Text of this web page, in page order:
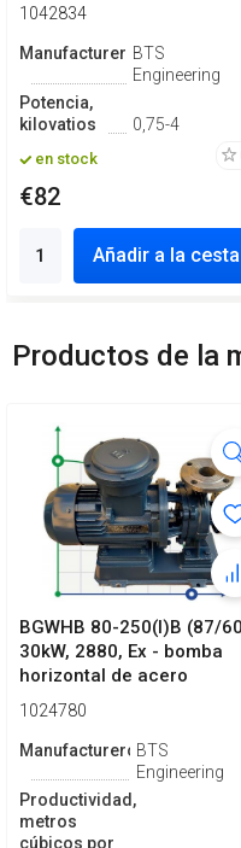
1042834
ManufactureroBTS
Engineering
Potencia,
kilovatios
0,75-4
en stock
€82
Añadir a la cesta
Productos de la
BGWHB 80-250(I)B (87/
30kW, 2880, Ex - bomba
horizontal de acero
inoxidable
1024780
Manufacturero BTS
Engineering
Productividad,
metros
cúbicos por